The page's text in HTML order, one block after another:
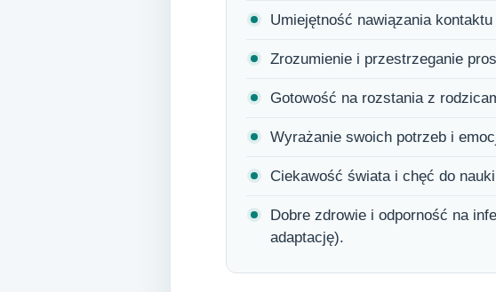
Umiejętność nawiązania
Zrozumienie i przestrzeganie
Gotowość na rozstania z
Wyrażanie swoich potrzeb i
Ciekawość świata i chęć do
Dobre zdrowie i odporność na
adaptację).